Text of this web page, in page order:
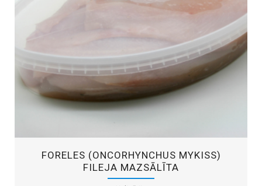
FORELES (ONCORHYNCHUS MYKISS)
FILEJA MAZSĀLĪTA